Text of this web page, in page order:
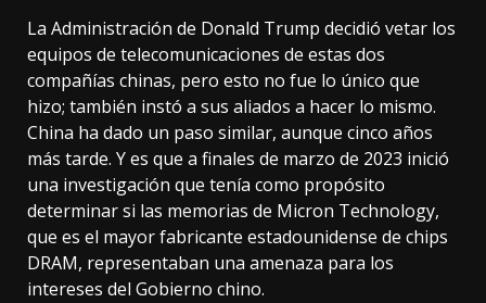
La Administración de Donald Trump decidió vetar los
equipos de telecomunicaciones de estas dos
compañías chinas, pero esto no fue lo único que
hizo; también instó a sus aliados a hacer lo mismo.
China ha dado un paso similar, aunque cinco años
más tarde. Y es que a finales de marzo de 2023 inició
una investigación que tenía como propósito
determinar si las memorias de Micron Technology,
que es el mayor fabricante estadounidense de chips
DRAM, representaban una amenaza para los
intereses del Gobierno chino.